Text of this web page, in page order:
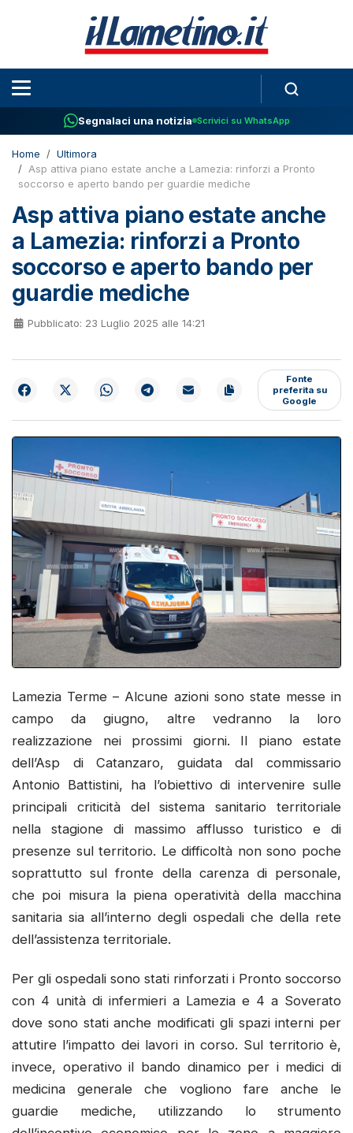
Segnalaci una notizia Scrivici su WhatsApp
Home
Ultimora
Asp attiva piano estate anche a Lamezia: rinforzi a Pronto
soccorso e aperto bando per guardie mediche
Asp attiva piano estate anche
a Lamezia: rinforzi a Pronto
soccorso e aperto bando per
guardie mediche
Pubblicato: 23 Luglio 2025 alle 14:21
Fonte
preferita su
Google
Lamezia Terme – Alcune azioni sono state messe in
campo da giugno, altre vedranno la loro
realizzazione nei prossimi giorni. Il piano estate
dell’Asp di Catanzaro, guidata dal commissario
Antonio Battistini, ha l’obiettivo di intervenire sulle
principali criticità del sistema sanitario territoriale
nella stagione di massimo afflusso turistico e di
presenze sul territorio. Le difficoltà non sono poche
soprattutto sul fronte della carenza di personale,
che poi misura la piena operatività della macchina
sanitaria sia all’interno degli ospedali che della rete
dell’assistenza territoriale.
Per gli ospedali sono stati rinforzati i Pronto soccorso
con 4 unità di infermieri a Lamezia e 4 a Soverato
dove sono stati anche modificati gli spazi interni per
attutire l’impatto dei lavori in corso. Sul territorio è,
invece, operativo il bando dinamico per i medici di
medicina generale che vogliono fare anche le
guardie mediche, utilizzando lo strumento